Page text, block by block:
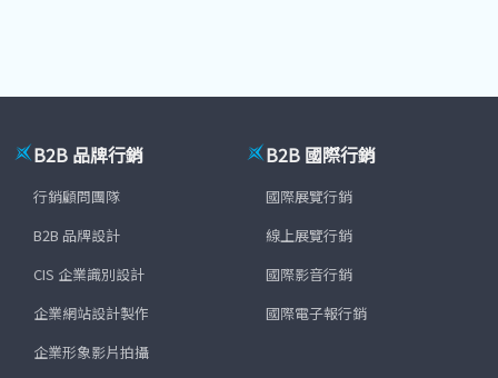
B2B 品牌行銷
行銷顧問團隊
B2B 品牌設計
CIS 企業識別設計
企業網站設計製作
企業形象影片拍攝
B2B 國際行銷
國際展覽行銷
線上展覽行銷
國際影音行銷
國際電子報行銷